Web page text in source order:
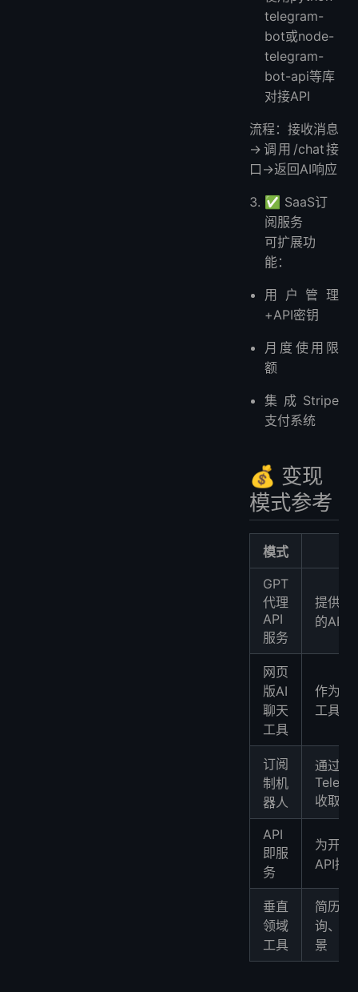
telegram-
bot或node-
telegram-
bot-api等库
对接API
流程：接收消息
→调用/chat接
口→返回AI响应
✅ SaaS订
阅服务
可扩展功
能：
用户管理
+API密钥
月度使用限
额
集成Stripe
支付系统
💰 变现
模式参考
模式
GPT
代理
API
服务
提供比
的API
网页
版AI
聊天
工具
作为品
工具出
订阅
制机
器人
通过
收取月
API
即服
务
为开发
API接
垂直
领域
工具
简历优
询、翻
景